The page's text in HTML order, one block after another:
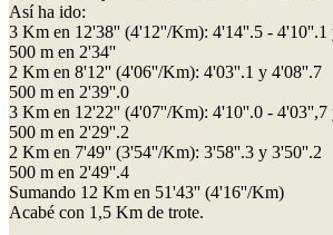
Así ha ido:
3 Km en 12'38'' (4'12''/Km): 4'14''.5 - 4'10''.1
500 m en 2'34''
2 Km en 8'12'' (4'06''/Km): 4'03''.1 y 4'08''.7
500 m en 2'39''.0
3 Km en 12'22'' (4'07''/Km): 4'10''.0 - 4'03'',7
500 m en 2'29''.2
2 Km en 7'49'' (3'54''/Km): 3'58''.3 y 3'50''.2
500 m en 2'49''.4
Sumando 12 Km en 51'43'' (4'16''/Km)
Acabé con 1,5 Km de trote.